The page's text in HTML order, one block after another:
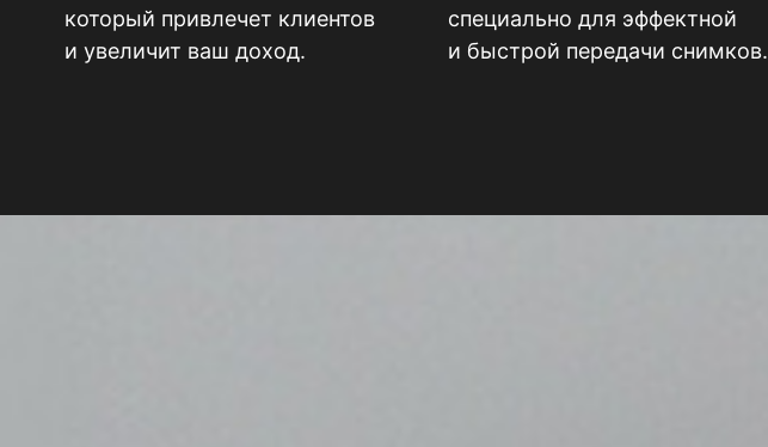
который привлечет клиентов
и увеличит ваш доход.
специально для эффектной
и быстрой передачи снимков.